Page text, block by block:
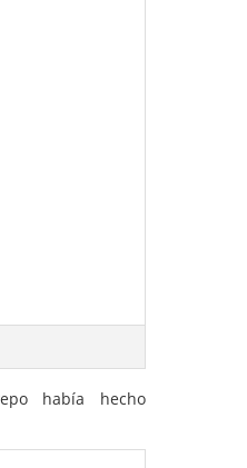
De Dietrich hacían unas
de la combinación de
ventilador (convección
a añadir agua hirviendo
decidí incluir la opción de
primer intento sólo logré
siendo hogazas de
corteza gruesa y oscura.
y que hace ruido de las
de Al-P-Andalus es